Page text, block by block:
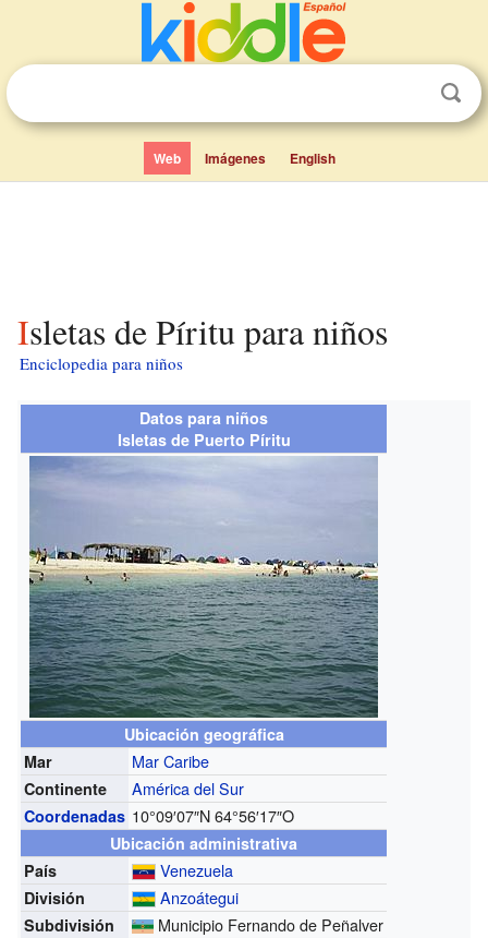
Web Imágenes English
Isletas de Píritu para niños
Enciclopedia para niños
Datos para niños
Isletas de Puerto Píritu
Ubicación geográfica
Mar
Mar Caribe
Continente América del Sur
Coordenadas 10°09′07″N64°56′17″O
Ubicación administrativa
País
Venezuela
División Anzoátegui
Subdivisión Municipio Fernando de Peñalver